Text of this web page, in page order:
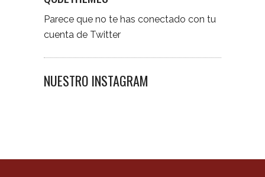
Parece que no te has conectado con tu
cuenta de Twitter
NUESTRO INSTAGRAM